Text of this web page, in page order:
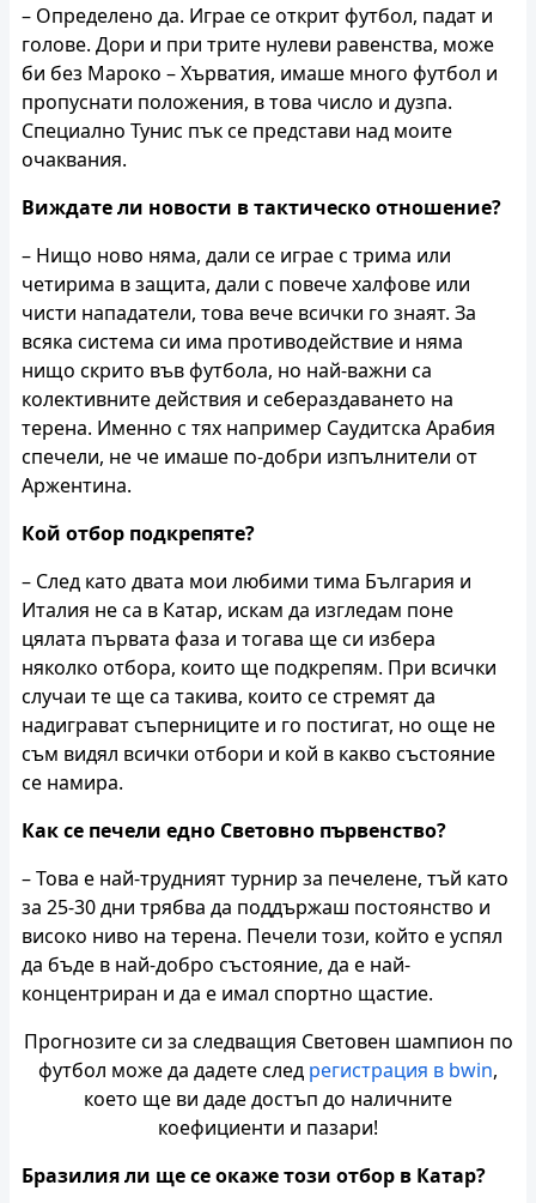
– Определено да. Играе се открит футбол, падат и
голове. Дори и при трите нулеви равенства, може
би без Мароко – Хърватия, имаше много футбол и
пропуснати положения, в това число и дузпа.
Специално Тунис пък се представи над моите
очаквания.
Виждате ли новости в тактическо отношение?
– Нищо ново няма, дали се играе с трима или
четирима в защита, дали с повече халфове или
чисти нападатели, това вече всички го знаят. За
всяка система си има противодействие и няма
нищо скрито във футбола, но най-важни са
колективните действия и себераздаването на
терена. Именно с тях например Саудитска Арабия
спечели, не че имаше по-добри изпълнители от
Аржентина.
Кой отбор подкрепяте?
– След като двата мои любими тима България и
Италия не са в Катар, искам да изгледам поне
цялата първата фаза и тогава ще си избера
няколко отбора, които ще подкрепям. При всички
случаи те ще са такива, които се стремят да
надиграват съперниците и го постигат, но още не
съм видял всички отбори и кой в какво състояние
се намира.
Как се печели едно Световно първенство?
– Това е най-трудният турнир за печелене, тъй като
за 25-30 дни трябва да поддържаш постоянство и
високо ниво на терена. Печели този, който е успял
да бъде в най-добро състояние, да е най-
концентриран и да е имал спортно щастие.
Прогнозите си за следващия Световен шампион по
футбол може да дадете след регистрация в bwin,
което ще ви даде достъп до наличните
коефициенти и пазари!
Бразилия ли ще се окаже този отбор в Катар?